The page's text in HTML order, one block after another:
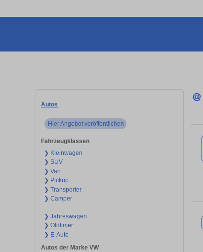
Autos
Hier Angebot veröffentlichen
Fahrzeugklassen
❯ Kleinwagen
❯ SUV
❯ Van
❯ Pickup
❯ Transporter
❯ Camper
❯ Jahreswagen
❯ Oldtimer
❯ E-Auto
Autos der Marke VW